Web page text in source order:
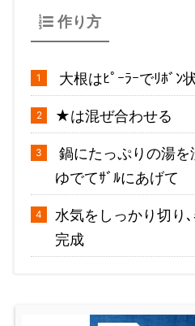
作り方
大根はﾋﾟｰﾗｰでﾘﾎﾞﾝ
★は混ぜ合わせる
鍋にたっぷりの湯を
ゆでてｻﾞﾙにあげて
水気をしっかり切り
完成